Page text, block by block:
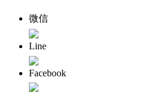
微信
Line
Facebook